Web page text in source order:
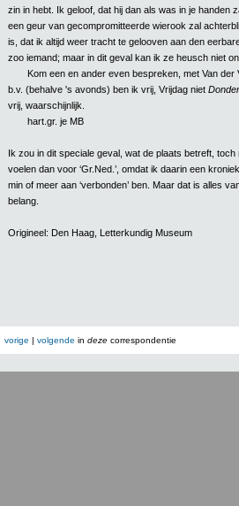
zin in hebt. Ik geloof, dat hij dan als was in je handen
een geur van gecompromitteerde wierook zal
is, dat ik altijd weer tracht te gelooven aan den
zoo iemand; maar in dit geval kan ik ze heusch niet
Kom een en ander even bespreken, met Van der
b.v. (behalve 's avonds) ben ik vrij, Vrijdag niet
vrij, waarschijnlijk.
hart.gr. je MB
Ik zou in dit speciale geval, wat de plaats betreft, toch
voelen dan voor ‘Gr.Ned.’, omdat ik daarin een
min of meer aan ‘verbonden’ ben. Maar dat is alles
belang.
Origineel: Den Haag, Letterkundig Museum
vorige | volgende in deze correspondentie